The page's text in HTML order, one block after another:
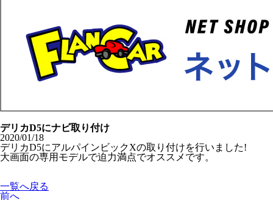
デリカD5にナビ取り付け
2020/01/18
デリカD5にアルパインビックXの取り付けを行いました!
大画面の専用モデルで迫力満点でオススメです。
一覧へ戻る
前へ